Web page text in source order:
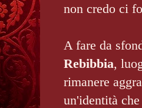
non credo ci
A fare da
Rebibbia,
rimanere
un'identità